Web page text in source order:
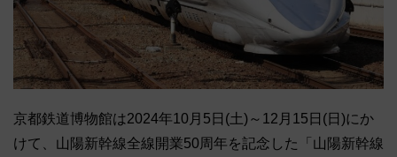
京都鉄道博物館は2024年10月5日(土)～12月15日(日)にか
けて、山陽新幹線全線開業50周年を記念した「山陽新幹線